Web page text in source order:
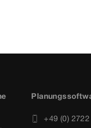
+49 (0)